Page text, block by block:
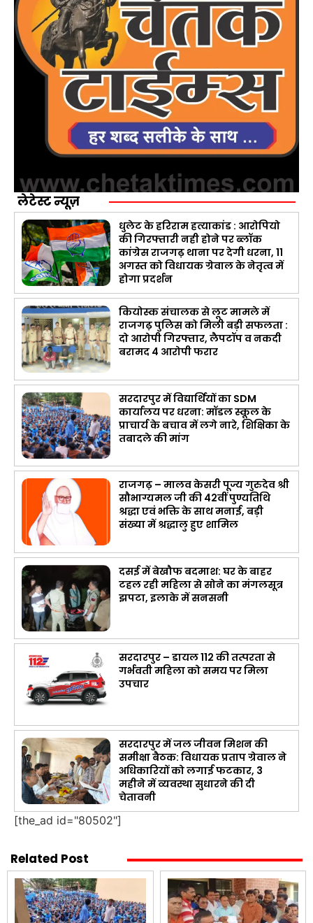
लेटेस्ट न्यूज़
धुलेट के हरिराम हत्याकांड : आरोपियो
की गिरफ्तारी नही होने पर ब्लॉक
कांग्रेस राजगढ़ थाना पर देगी धरना, 11
अगस्त को विधायक ग्रेवाल के नेतृत्व में
होगा प्रदर्शन
कियोस्क संचालक से लूट मामले में
राजगढ़ पुलिस को मिली बड़ी सफलता :
दो आरोपी गिरफ्तार, लैपटॉप व नकदी
बरामद 4 आरोपी फरार
सरदारपुर में विद्यार्थियों का SDM
कार्यालय पर धरना: मॉडल स्कूल के
प्राचार्य के बचाव में लगे नारे, शिक्षिका के
तबादले की मांग
राजगढ़ – मालव केसरी पूज्य गुरुदेव श्री
सौभाग्यमल जी की 42वीं पुण्यतिथि
श्रद्धा एवं भक्ति के साथ मनाई, बड़ी
संख्या में श्रद्धालु हुए शामिल
दसई में बेखौफ बदमाश: घर के बाहर
टहल रही महिला से सोने का मंगलसूत्र
झपटा, इलाके में सनसनी
सरदारपुर – डायल 112 की तत्परता से
गर्भवती महिला को समय पर मिला
उपचार
सरदारपुर में जल जीवन मिशन की
समीक्षा बैठक: विधायक प्रताप ग्रेवाल ने
अधिकारियों को लगाई फटकार, 3
महीने में व्यवस्था सुधारने की दी
चेतावनी
[the_ad id="80502"]
Related Post